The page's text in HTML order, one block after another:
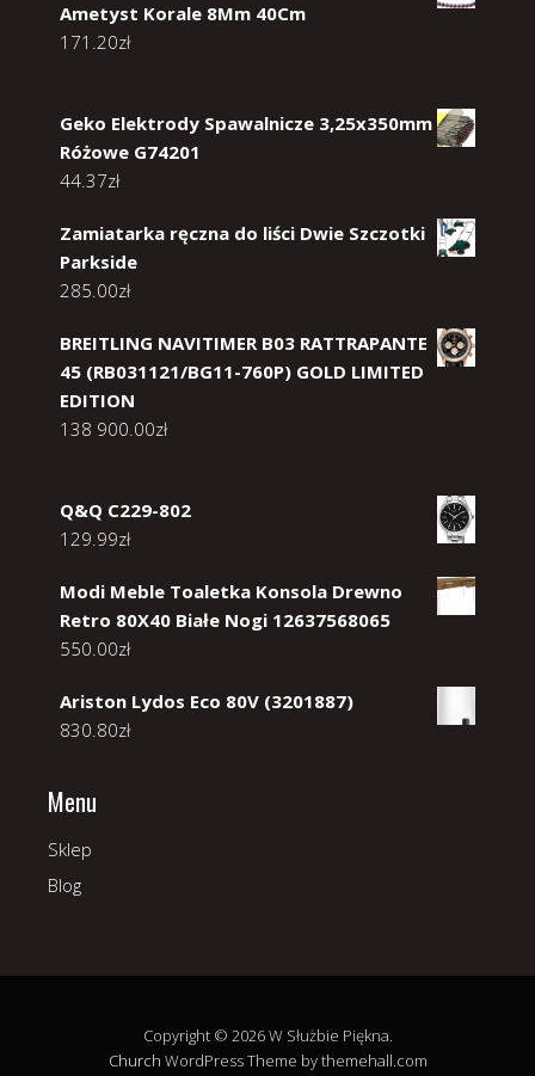
Ametyst Korale 8Mm 40Cm
171.20zł
Geko Elektrody Spawalnicze 3,25x350mm
Różowe G74201
44.37zł
Zamiatarka ręczna do liści Dwie Szczotki
Parkside
285.00zł
BREITLING NAVITIMER B03 RATTRAPANTE
45 (RB031121/BG11-760P) GOLD LIMITED
EDITION
138 900.00zł
Q&Q C229-802
129.99zł
Modi Meble Toaletka Konsola Drewno
Retro 80X40 Białe Nogi 12637568065
550.00zł
Ariston Lydos Eco 80V (3201887)
830.80zł
Menu
Sklep
Blog
Copyright © 2026 W Służbie Piękna.
Church WordPress Theme by themehall.com